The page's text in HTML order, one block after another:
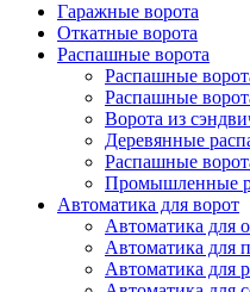
Гаражные ворота
Откатные ворота
Распашные ворота
Распашные
Распашные
Ворота из
Деревянные
Распашные
Промышленные
Автоматика для ворот
Автоматика для
Автоматика для
Автоматика для